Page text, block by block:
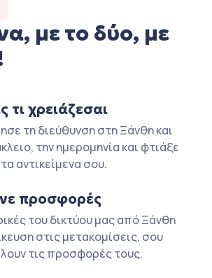
με το δύο, με
τι χρειάζεσαι
τη διεύθυνση στη Ξάνθη και
την ημερομηνία και φτιάξε
αντικείμενα σου.
προσφορές
του δικτύου μας από Ξάνθη
στις μετακομίσεις, σου
τις προσφορές τους.